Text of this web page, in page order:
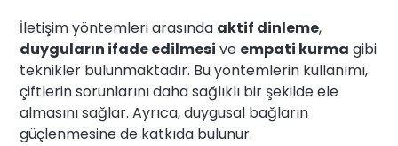
İletişim yöntemleri arasında aktif dinleme,
duyguların ifade edilmesi ve empati kurma gibi
teknikler bulunmaktadır. Bu yöntemlerin kullanımı,
çiftlerin sorunlarını daha sağlıklı bir şekilde ele
almasını sağlar. Ayrıca, duygusal bağların
güçlenmesine de katkıda bulunur.